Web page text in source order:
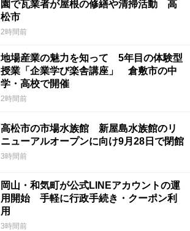
園で瓦業者が屋根の修繕や清掃活動 高
松市
2時間前
地場産業の魅力を知って 5年目の体験型
授業「企業学び楽舎講座」 倉敷市の中
学・高校で開催
2時間前
高松市の市場水族館 新屋島水族館のリ
ニューアルオープンに向け9月28日で閉館
3時間前
岡山・和気町が公式LINEアカウントの運
用開始 手軽に行政手続き・クーポン利
用
3時間前